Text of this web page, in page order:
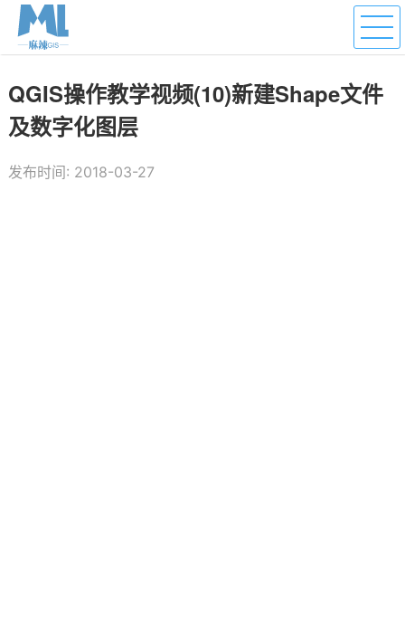
QGIS操作教学视频(10)新建Shape文件
及数字化图层
发布时间: 2018-03-27